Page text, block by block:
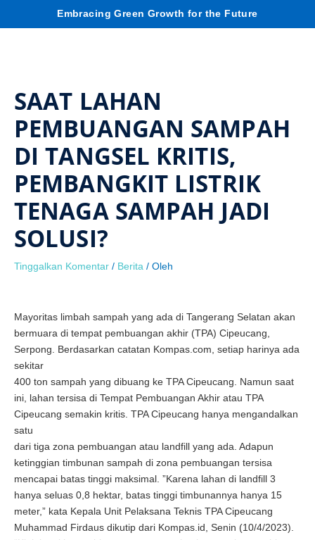
Embracing Green Growth for the Future
SAAT LAHAN
PEMBUANGAN SAMPAH
DI TANGSEL KRITIS,
PEMBANGKIT LISTRIK
TENAGA SAMPAH JADI
SOLUSI?
Tinggalkan Komentar / Berita / Oleh
Mayoritas limbah sampah yang ada di Tangerang Selatan akan
bermuara di tempat pembuangan akhir (TPA) Cipeucang,
Serpong. Berdasarkan catatan Kompas.com, setiap harinya ada
sekitar
400 ton sampah yang dibuang ke TPA Cipeucang. Namun saat
ini, lahan tersisa di Tempat Pembuangan Akhir atau TPA
Cipeucang semakin kritis. TPA Cipeucang hanya mengandalkan
satu
dari tiga zona pembuangan atau landfill yang ada. Adapun
ketinggian timbunan sampah di zona pembuangan tersisa
mencapai batas tinggi maksimal. ”Karena lahan di landfill 3
hanya seluas 0,8 hektar, batas tinggi timbunannya hanya 15
meter,” kata Kepala Unit Pelaksana Teknis TPA Cipeucang
Muhammad Firdaus dikutip dari Kompas.id, Senin (10/4/2023).
i